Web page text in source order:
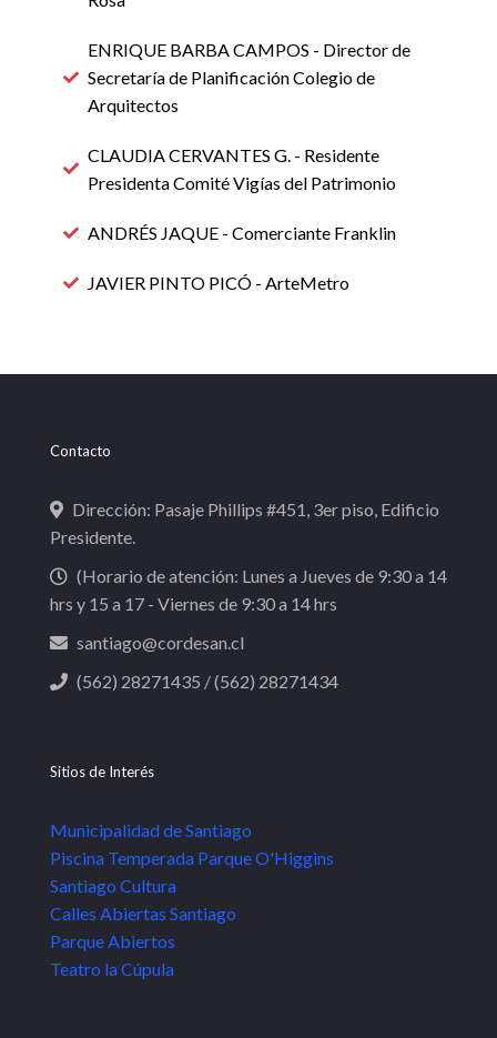
ENRIQUE BARBA CAMPOS - Director de
Secretaría de Planificación Colegio de
Arquitectos
CLAUDIA CERVANTES G. - Residente
Presidenta Comité Vigías del Patrimonio
ANDRÉS JAQUE - Comerciante Franklin
JAVIER PINTO PICÓ - ArteMetro
Contacto
Dirección: Pasaje Phillips #451, 3er piso, Edificio
Presidente.
(Horario de atención: Lunes a Jueves de 9:30 a 14
hrs y 15 a 17 - Viernes de 9:30 a 14 hrs
santiago@cordesan.cl
(562) 28271435 / (562) 28271434
Sitios de Interés
Municipalidad de Santiago
Piscina Temperada Parque O'Higgins
Santiago Cultura
Calles Abiertas Santiago
Parque Abiertos
Teatro la Cúpula